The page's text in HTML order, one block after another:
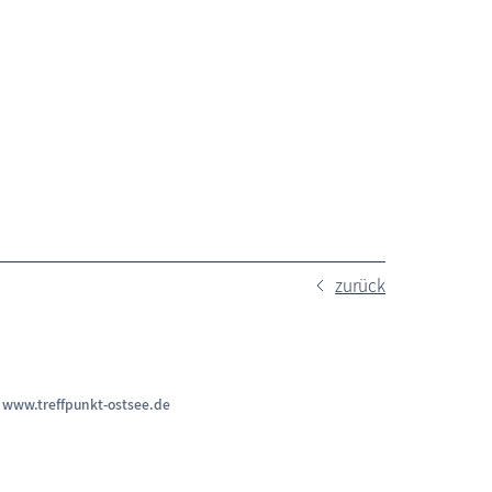
zurück
www.treffpunkt-ostsee.de